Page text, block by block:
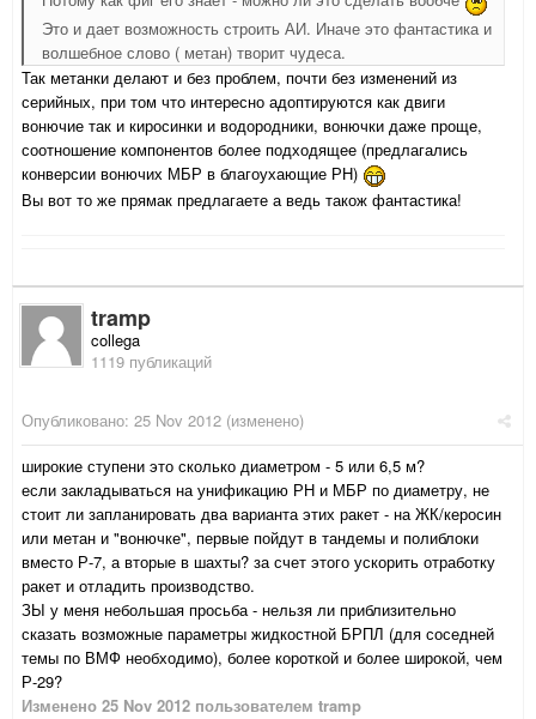
Это и дает возможность строить АИ. Иначе это фантастика и
волшебное слово ( метан) творит чудеса.
Так метанки делают и без проблем, почти без изменений из
серийных, при том что интересно адоптируются как двиги
вонючие так и киросинки и водородники, вонючки даже проще,
соотношение компонентов более подходящее (предлагались
конверсии вонючих МБР в благоухающие РН)
Вы вот то же прямак предлагаете а ведь також фантастика!
tramp
collega
1119 публикаций
Опубликовано: 25 Nov 2012 (изменено)
широкие ступени это сколько диаметром - 5 или 6,5 м?
если закладываться на унификацию РН и МБР по диаметру, не
стоит ли запланировать два варианта этих ракет - на ЖК/керосин
или метан и "вонючке", первые пойдут в тандемы и полиблоки
вместо Р-7, а вторые в шахты? за счет этого ускорить отработку
ракет и отладить производство.
ЗЫ у меня небольшая просьба - нельзя ли приблизительно
сказать возможные параметры жидкостной БРПЛ (для соседней
темы по ВМФ необходимо), более короткой и более широкой, чем
Р-29?
Изменено 25 Nov 2012 пользователем tramp